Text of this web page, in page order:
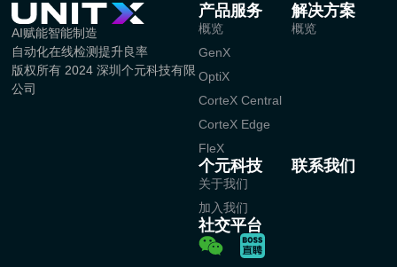
AI赋能智能制造
自动化在线检测提升良率
版权所有 2024 深圳个元科技有限
公司
产品服务
概览
GenX
OptiX
CorteX Central
CorteX Edge
FleX
解决方案
概览
个元科技
关于我们
加入我们
联系我们
社交平台
W